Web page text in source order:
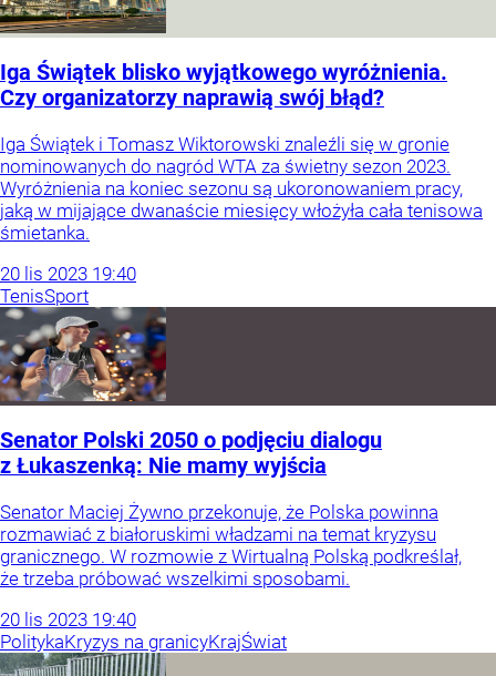
Iga Świątek blisko wyjątkowego wyróżnienia.
Czy organizatorzy naprawią swój błąd?
Iga Świątek i Tomasz Wiktorowski znaleźli się w gronie
nominowanych do nagród WTA za świetny sezon 2023.
Wyróżnienia na koniec sezonu są ukoronowaniem pracy,
jaką w mijające dwanaście miesięcy włożyła cała tenisowa
śmietanka.
20 lis 2023 19:40
TenisSport
Senator Polski 2050 o podjęciu dialogu
z Łukaszenką: Nie mamy wyjścia
Senator Maciej Żywno przekonuje, że Polska powinna
rozmawiać z białoruskimi władzami na temat kryzysu
granicznego. W rozmowie z Wirtualną Polską podkreślał,
że trzeba próbować wszelkimi sposobami.
20 lis 2023 19:40
PolitykaKryzys na granicyKrajŚwiat